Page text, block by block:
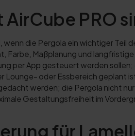
AirCube PRO
wenn die Pergola ein wichtiger
Farbe, Maßplanung und
per App gesteuert werden
Lounge- oder Essbereich geplant
werden; die Pergola nicht
Gestaltungsfreiheit im
für